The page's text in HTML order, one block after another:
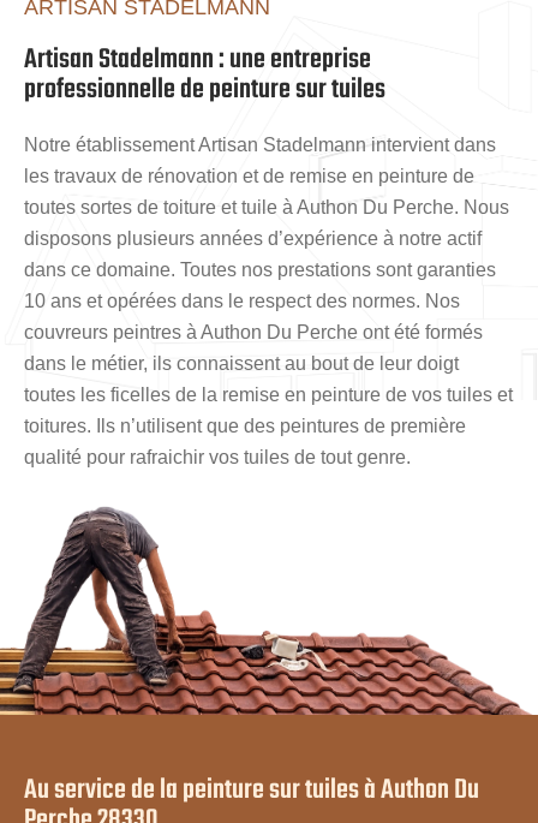
ARTISAN STADELMANN
Artisan Stadelmann : une entreprise
professionnelle de peinture sur tuiles
Notre établissement Artisan Stadelmann intervient dans
les travaux de rénovation et de remise en peinture de
toutes sortes de toiture et tuile à Authon Du Perche. Nous
disposons plusieurs années d’expérience à notre actif
dans ce domaine. Toutes nos prestations sont garanties
10 ans et opérées dans le respect des normes. Nos
couvreurs peintres à Authon Du Perche ont été formés
dans le métier, ils connaissent au bout de leur doigt
toutes les ficelles de la remise en peinture de vos tuiles et
toitures. Ils n’utilisent que des peintures de première
qualité pour rafraichir vos tuiles de tout genre.
Au service de la peinture sur tuiles à Authon Du